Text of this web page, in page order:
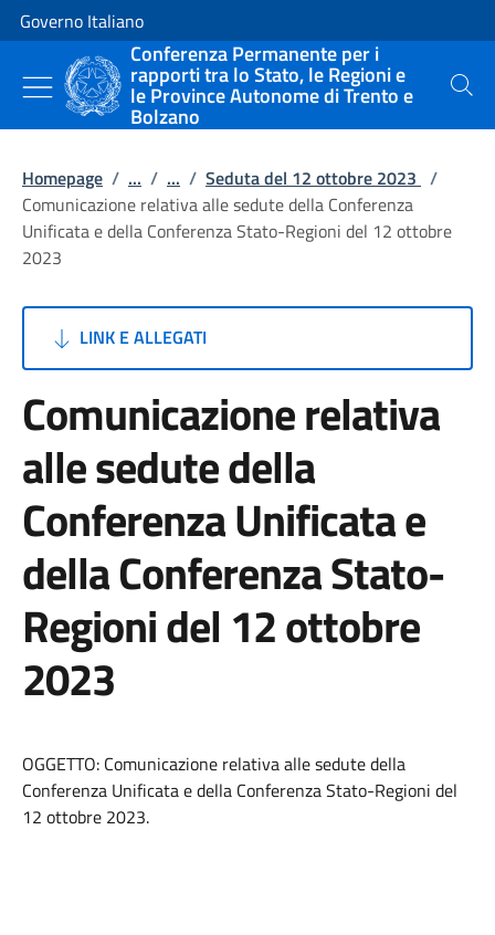
Vai al contenuto
Vai alla navigazione del sito
Governo Italiano
Conferenza Permanente per i
rapporti tra lo Stato, le Regioni e
le Province Autonome di Trento e
Bolzano
Cerca
Homepage / ... / ... / Seduta del 12 ottobre 2023 /
Comunicazione relativa alle sedute della Conferenza
Unificata e della Conferenza Stato-Regioni del 12 ottobre
2023
LINK E ALLEGATI
Comunicazione relativa
alle sedute della
Conferenza Unificata e
della Conferenza Stato-
Regioni del 12 ottobre
2023
OGGETTO: Comunicazione relativa alle sedute della
Conferenza Unificata e della Conferenza Stato-Regioni del
12 ottobre 2023.